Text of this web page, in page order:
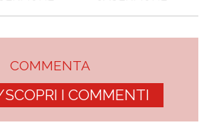
COMMENTA
I COMMENTI